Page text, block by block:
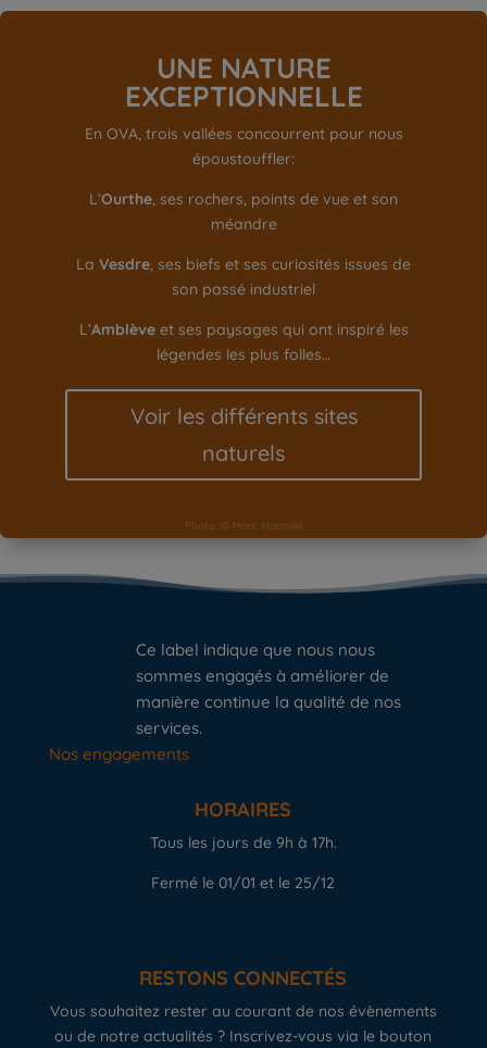
UNE NATURE
EXCEPTIONNELLE
En OVA, trois vallées concourrent pour nous
époustouffler:
L’Ourthe, ses rochers, points de vue et son
méandre
La Vesdre, ses biefs et ses curiosités issues de
son passé industriel
L’Amblèveet ses paysages qui ont inspiré les
légendes les plus folles…
Voir les différents sites
naturels
Ce label indique que nous nous
sommes engagés à améliorer de
manière continue la qualité de nos
services.
Nos engagements
HORAIRES
Tous les jours de 9h à 17h.
Fermé le 01/01 et le 25/12
RESTONS CONNECTÉS
Vous souhaitez rester au courant de nos évènements
ou de notre actualités ? Inscrivez-vous via le bouton